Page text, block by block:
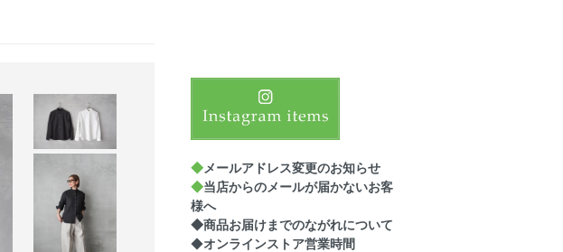
◆ メールアドレス変更のお知らせ
◆当店からのメールが届かないお客
様へ
◆商品お届けまでのながれについて
◆オンラインストア営業時間